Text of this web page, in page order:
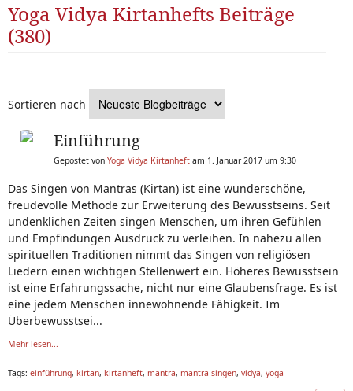
Yoga Vidya Kirtanhefts Beiträge
(380)
Sortieren nach
Einführung
Gepostet von Yoga Vidya Kirtanheft am 1. Januar 2017 um 9:30
Das Singen von Mantras (Kirtan) ist eine wunderschöne,
freudevolle Methode zur Erweiterung des Bewusstseins. Seit
undenklichen Zeiten singen Menschen, um ihren Gefühlen
und Empfindungen Ausdruck zu verleihen. In nahezu allen
spirituellen Traditionen nimmt das Singen von religiösen
Liedern einen wichtigen Stellenwert ein. Höheres Bewusstsein
ist eine Erfahrungssache, nicht nur eine Glaubensfrage. Es ist
eine jedem Menschen innewohnende Fähigkeit. Im
Überbewusstsei...
Mehr lesen...
Tags: einführung, kirtan, kirtanheft, mantra, mantra-singen, vidya, yoga